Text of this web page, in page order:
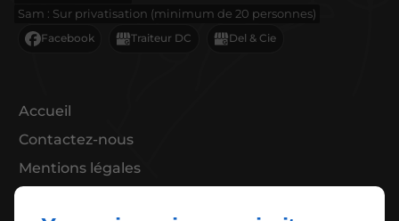
Sam : Sur privatisation (minimum de 20 personnes)
Accueil
Contactez-nous
Mentions légales